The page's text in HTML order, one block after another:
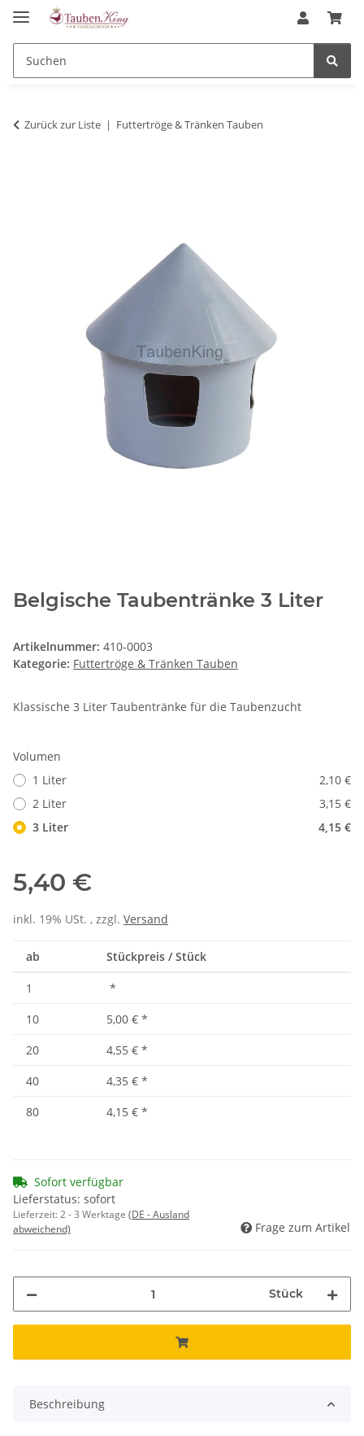
Zurück zur Liste Futtertröge & Tränken Tauben
Belgische Taubentränke 3 Liter
Artikelnummer: 410-0003
Kategorie: Futtertröge & Tränken Tauben
Klassische 3 Liter Taubentränke für die Taubenzucht
Volumen
1 Liter
2,10 €
2 Liter
3,15 €
3 Liter
4,15 €
5,40 €
inkl. 19% USt. , zzgl. Versand
ab Stückpreis / Stück
1
*
10
5,00 € *
20
4,55 € *
40
4,35 € *
80
4,15 € *
Sofort verfügbar
Lieferstatus: sofort
Lieferzeit:2 - 3 Werktage (DE - Ausland
abweichend)
Frage zum Artikel
Stück
Beschreibung